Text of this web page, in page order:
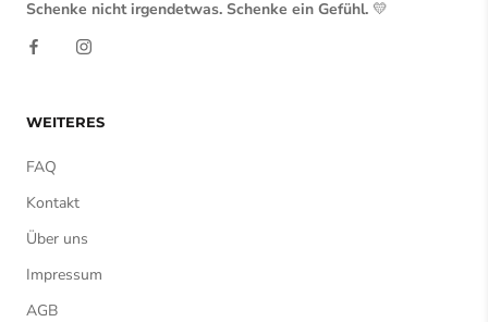
Schenke nicht irgendetwas. Schenke ein Gefühl. 💛
WEITERES
FAQ
Kontakt
Über uns
Impressum
AGB